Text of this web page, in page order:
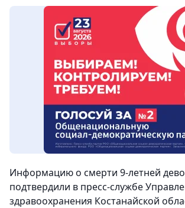
Информацию о смерти 9-летней
подтвердили в пресс-службе
здравоохранения Костанайской